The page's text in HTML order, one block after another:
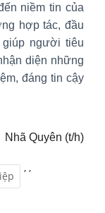
niềm tin của
hợp tác, đầu
người tiêu
diện những
đáng tin cậy
Nhã Quyên (t/h)
, ,